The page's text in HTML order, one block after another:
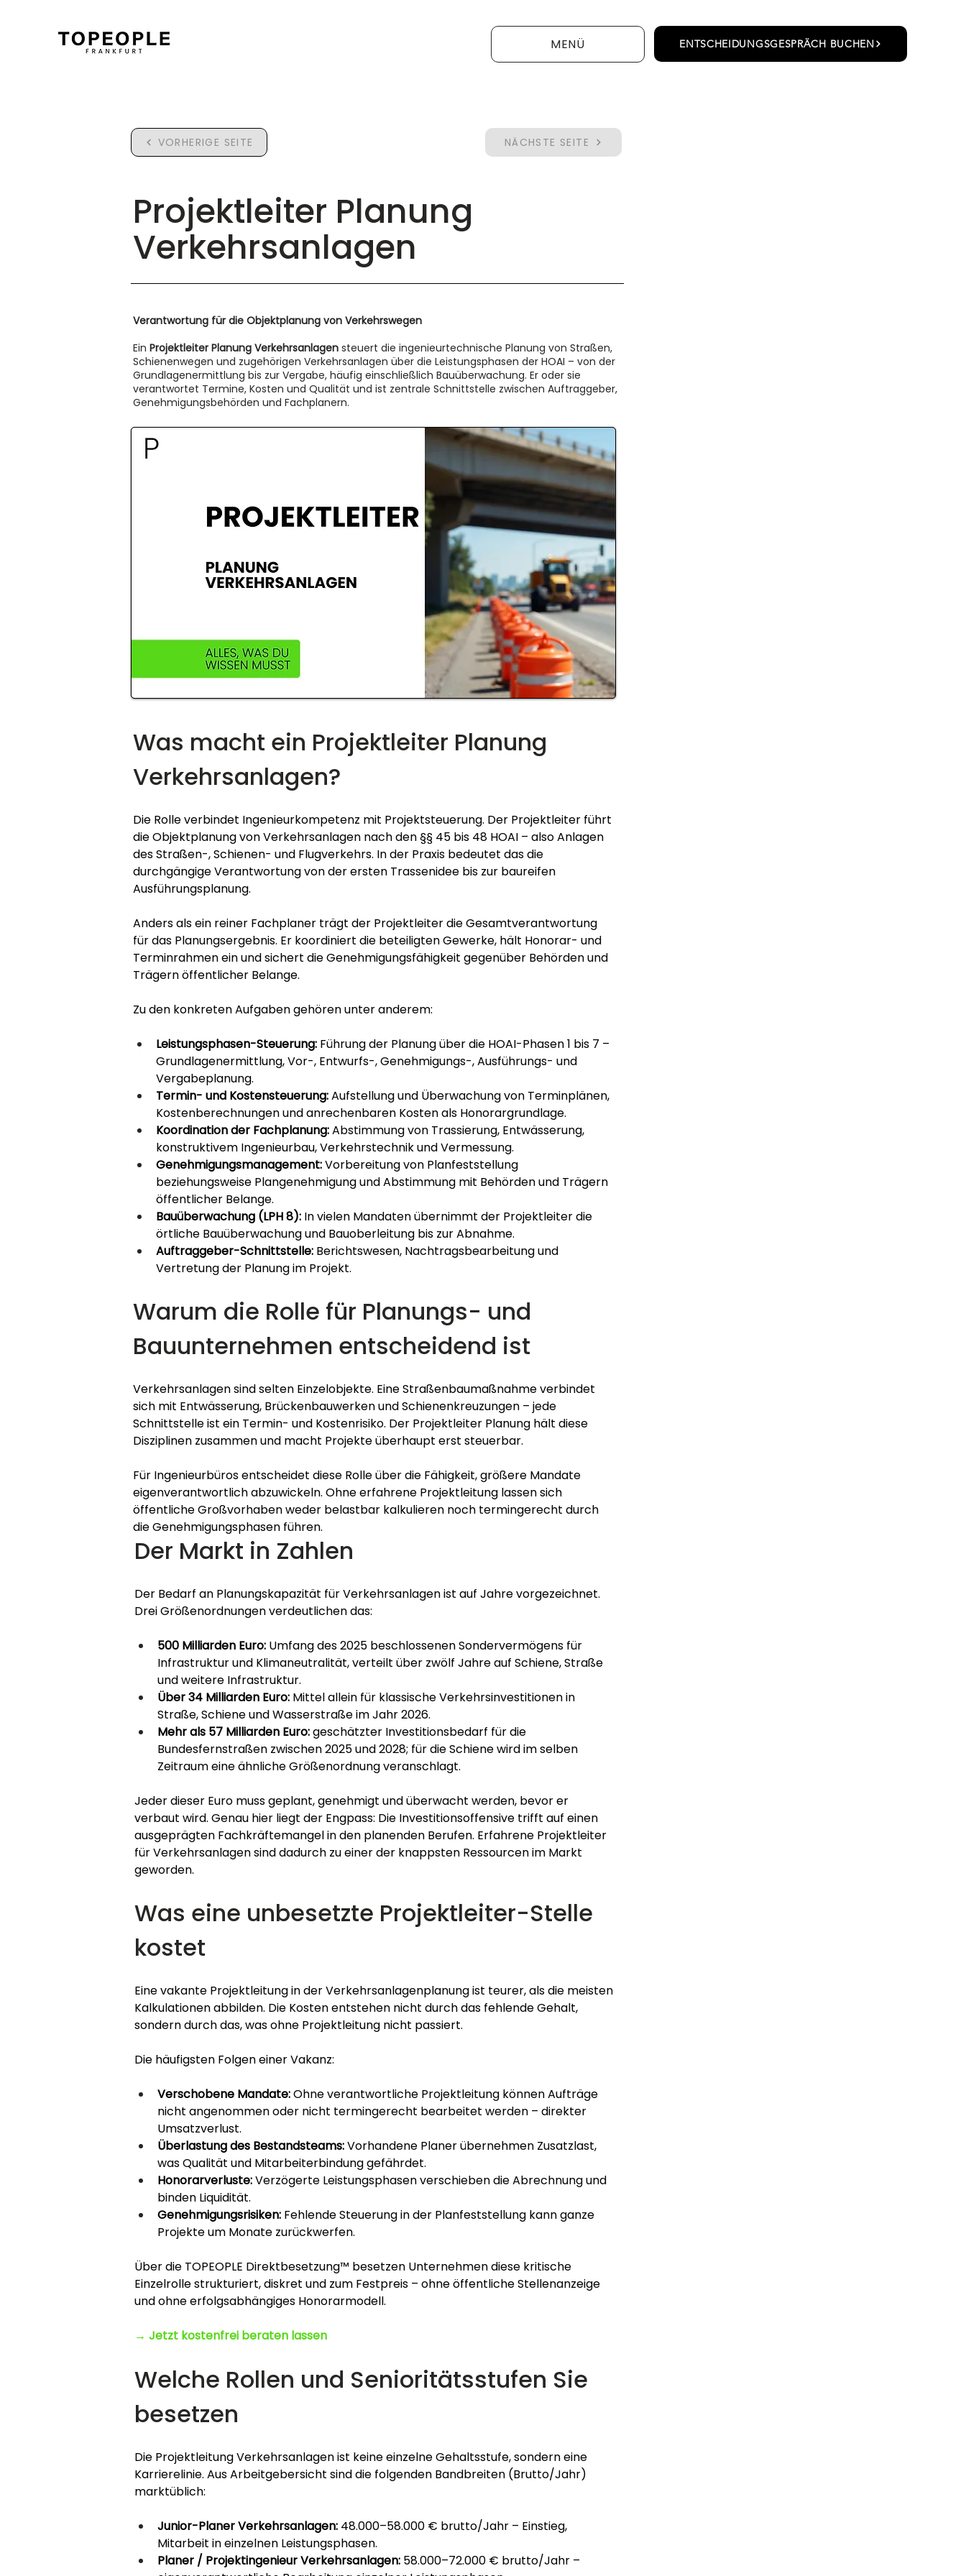
MENÜ ENTSCHEIDUNGSGESPRÄCH BUCHEN
VORHERIGE SEITE NÄCHSTE SEITE
Projektleiter Planung
Verkehrsanlagen
Verantwortung für die Objektplanung von Verkehrswegen
Ein Projektleiter Planung Verkehrsanlagen steuert die ingenieurtechnische Planung von Straßen,
Schienenwegen und zugehörigen Verkehrsanlagen über die Leistungsphasen der HOAI – von der
Grundlagenermittlung bis zur Vergabe, häufig einschließlich Bauüberwachung. Er oder sie
verantwortet Termine, Kosten und Qualität und ist zentrale Schnittstelle zwischen Auftraggeber,
Genehmigungsbehörden und Fachplanern.
Was macht ein Projektleiter Planung
Verkehrsanlagen?
Die Rolle verbindet Ingenieurkompetenz mit Projektsteuerung. Der Projektleiter führt
die Objektplanung von Verkehrsanlagen nach den §§ 45 bis 48 HOAI – also Anlagen
des Straßen-, Schienen- und Flugverkehrs. In der Praxis bedeutet das die
durchgängige Verantwortung von der ersten Trassenidee bis zur baureifen
Ausführungsplanung.
Anders als ein reiner Fachplaner trägt der Projektleiter die Gesamtverantwortung
für das Planungsergebnis. Er koordiniert die beteiligten Gewerke, hält Honorar- und
Terminrahmen ein und sichert die Genehmigungsfähigkeit gegenüber Behörden und
Trägern öffentlicher Belange.
Zu den konkreten Aufgaben gehören unter anderem:
Leistungsphasen-Steuerung: Führung der Planung über die HOAI-Phasen 1 bis 7 –
Grundlagenermittlung, Vor-, Entwurfs-, Genehmigungs-, Ausführungs- und
Vergabeplanung.
Termin- und Kostensteuerung: Aufstellung und Überwachung von Terminplänen,
Kostenberechnungen und anrechenbaren Kosten als Honorargrundlage.
Koordination der Fachplanung: Abstimmung von Trassierung, Entwässerung,
konstruktivem Ingenieurbau, Verkehrstechnik und Vermessung.
Genehmigungsmanagement: Vorbereitung von Planfeststellung
beziehungsweise Plangenehmigung und Abstimmung mit Behörden und Trägern
öffentlicher Belange.
Bauüberwachung (LPH 8): In vielen Mandaten übernimmt der Projektleiter die
örtliche Bauüberwachung und Bauoberleitung bis zur Abnahme.
Auftraggeber-Schnittstelle: Berichtswesen, Nachtragsbearbeitung und
Vertretung der Planung im Projekt.
Warum die Rolle für Planungs- und
Bauunternehmen entscheidend ist
Verkehrsanlagen sind selten Einzelobjekte. Eine Straßenbaumaßnahme verbindet
sich mit Entwässerung, Brückenbauwerken und Schienenkreuzungen – jede
Schnittstelle ist ein Termin- und Kostenrisiko. Der Projektleiter Planung hält diese
Disziplinen zusammen und macht Projekte überhaupt erst steuerbar.
Für Ingenieurbüros entscheidet diese Rolle über die Fähigkeit, größere Mandate
eigenverantwortlich abzuwickeln. Ohne erfahrene Projektleitung lassen sich
öffentliche Großvorhaben weder belastbar kalkulieren noch termingerecht durch
die Genehmigungsphasen führen.
Der Markt in Zahlen
Der Bedarf an Planungskapazität für Verkehrsanlagen ist auf Jahre vorgezeichnet.
Drei Größenordnungen verdeutlichen das:
500 Milliarden Euro: Umfang des 2025 beschlossenen Sondervermögens für
Infrastruktur und Klimaneutralität, verteilt über zwölf Jahre auf Schiene, Straße
und weitere Infrastruktur.
Über 34 Milliarden Euro: Mittel allein für klassische Verkehrsinvestitionen in
Straße, Schiene und Wasserstraße im Jahr 2026.
Mehr als 57 Milliarden Euro: geschätzter Investitionsbedarf für die
Bundesfernstraßen zwischen 2025 und 2028; für die Schiene wird im selben
Zeitraum eine ähnliche Größenordnung veranschlagt.
Jeder dieser Euro muss geplant, genehmigt und überwacht werden, bevor er
verbaut wird. Genau hier liegt der Engpass: Die Investitionsoffensive trifft auf einen
ausgeprägten Fachkräftemangel in den planenden Berufen. Erfahrene Projektleiter
für Verkehrsanlagen sind dadurch zu einer der knappsten Ressourcen im Markt
geworden.
Was eine unbesetzte Projektleiter-Stelle
kostet
Eine vakante Projektleitung in der Verkehrsanlagenplanung ist teurer, als die meisten
Kalkulationen abbilden. Die Kosten entstehen nicht durch das fehlende Gehalt,
sondern durch das, was ohne Projektleitung nicht passiert.
Die häufigsten Folgen einer Vakanz:
Verschobene Mandate: Ohne verantwortliche Projektleitung können Aufträge
nicht angenommen oder nicht termingerecht bearbeitet werden – direkter
Umsatzverlust.
Überlastung des Bestandsteams: Vorhandene Planer übernehmen Zusatzlast,
was Qualität und Mitarbeiterbindung gefährdet.
Honorarverluste: Verzögerte Leistungsphasen verschieben die Abrechnung und
binden Liquidität.
Genehmigungsrisiken: Fehlende Steuerung in der Planfeststellung kann ganze
Projekte um Monate zurückwerfen.
Über die TOPEOPLE Direktbesetzung™ besetzen Unternehmen diese kritische
Einzelrolle strukturiert, diskret und zum Festpreis – ohne öffentliche Stellenanzeige
und ohne erfolgsabhängiges Honorarmodell.
→ Jetzt kostenfrei beraten lassen
Welche Rollen und Senioritätsstufen Sie
besetzen
Die Projektleitung Verkehrsanlagen ist keine einzelne Gehaltsstufe, sondern eine
Karrierelinie. Aus Arbeitgebersicht sind die folgenden Bandbreiten (Brutto/Jahr)
marktüblich:
Junior-Planer Verkehrsanlagen: 48.000–58.000 € brutto/Jahr – Einstieg,
Mitarbeit in einzelnen Leistungsphasen.
Planer / Projektingenieur Verkehrsanlagen: 58.000–72.000 € brutto/Jahr –